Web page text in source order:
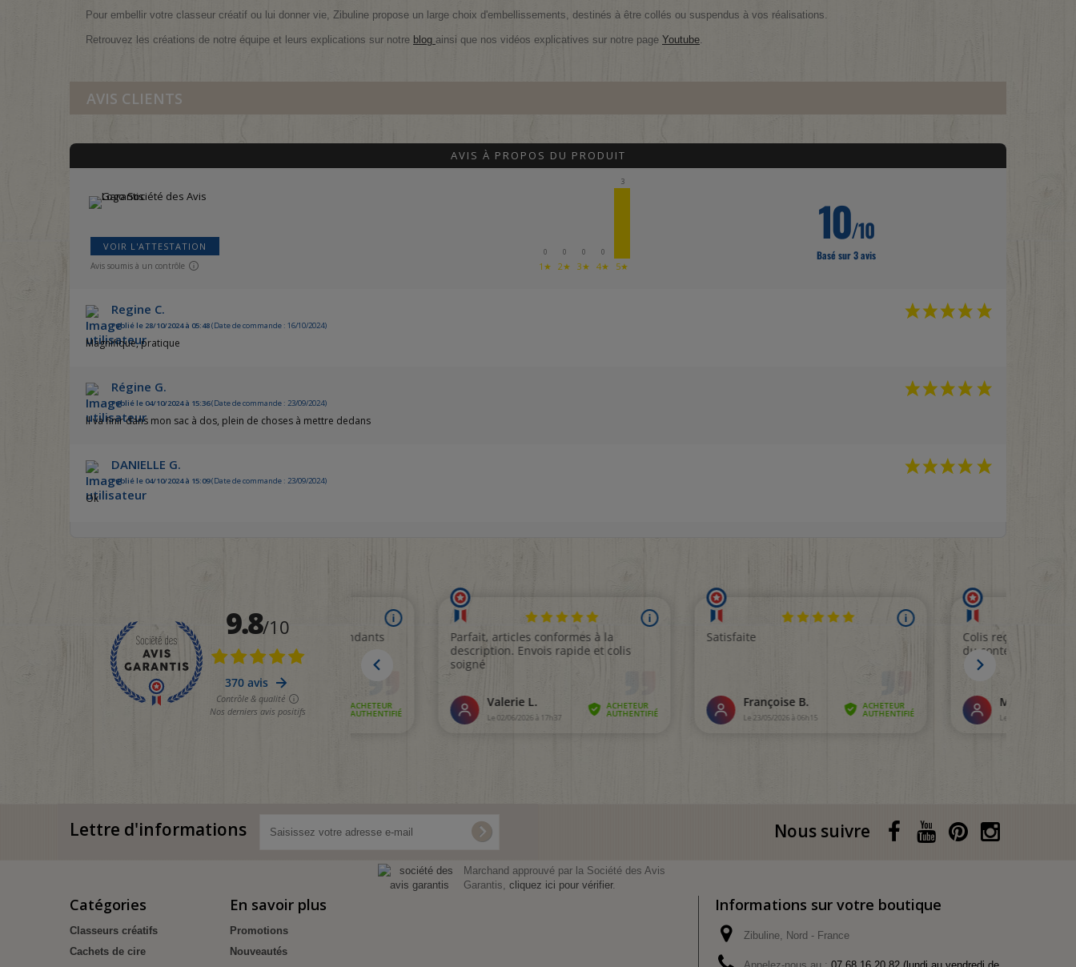
Pour embellir votre classeur créatif ou lui donner vie, Zibuline propose un large choix d'embellissements, destinés à être collés ou suspendus à vos réalisations.
Retrouvez les créations de notre équipe et leurs explications sur notre blog ainsi que nos vidéos explicatives sur notre page Youtube.
AVIS CLIENTS
AVIS À PROPOS DU PRODUIT
VOIR L'ATTESTATION
Avis soumis à un contrôle
0
1★
0
2★
0
3★
0
4★
3
5★
10/10
Basé sur 3 avis
Regine C.
Publié le 28/10/2024 à 05:48(Date de commande : 16/10/2024)
Magnifique, pratique
Régine G.
Publié le 04/10/2024 à 15:36(Date de commande : 23/09/2024)
Il va finir dans mon sac à dos, plein de choses à mettre dedans
DANIELLE G.
Publié le 04/10/2024 à 15:09(Date de commande : 23/09/2024)
Ok
Lettre d'informations Nous suivre
Catégories
Classeurs créatifs
Cachets de cire
En savoir plus
Promotions
Nouveautés
Informations sur votre boutique
Zibuline, Nord - France
Marchand approuvé par la Société des Avis
Garantis, cliquez ici pour vérifier.